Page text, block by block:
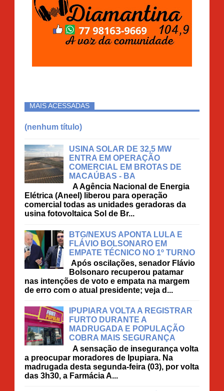
MAIS ACESSADAS
(nenhum título)
USINA SOLAR DE 32,5 MW
ENTRA EM OPERAÇÃO
COMERCIAL EM BROTAS DE
MACAÚBAS - BA
A Agência Nacional de Energia
Elétrica (Aneel) liberou para operação
comercial todas as unidades geradoras da
usina fotovoltaica Sol de Br...
BTG/NEXUS APONTA LULA E
FLÁVIO BOLSONARO EM
EMPATE TÉCNICO NO 1º TURNO
Após oscilações, senador Flávio
Bolsonaro recuperou patamar
nas intenções de voto e empata na margem
de erro com o atual presidente; veja d...
IPUPIARA VOLTA A REGISTRAR
FURTO DURANTE A
MADRUGADA E POPULAÇÃO
COBRA MAIS SEGURANÇA
A sensação de insegurança volta
a preocupar moradores de Ipupiara. Na
madrugada desta segunda-feira (03), por volta
das 3h30, a Farmácia A...